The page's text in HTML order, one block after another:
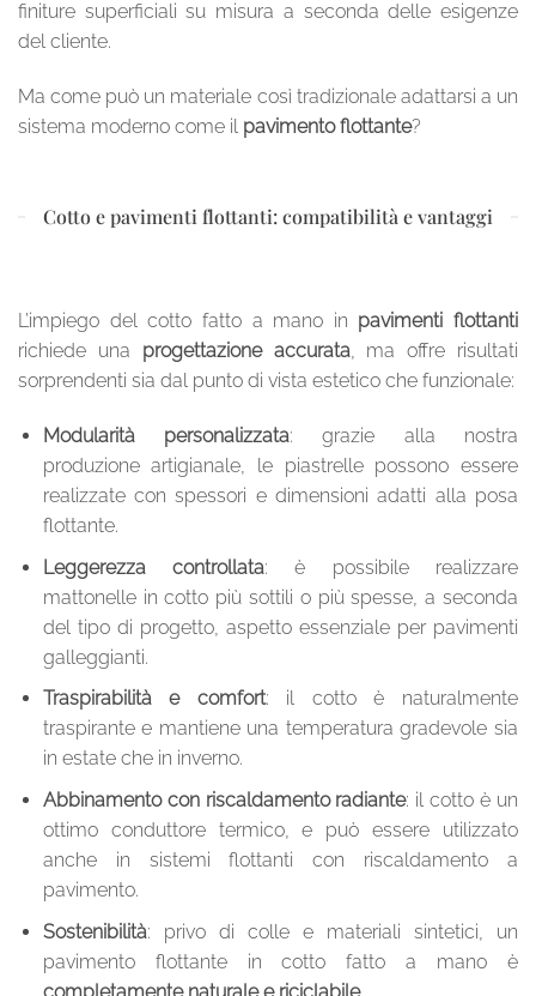
finiture superficiali su misura a seconda delle esigenze
del cliente.
Ma come può un materiale così tradizionale adattarsi a un
sistema moderno come il pavimento flottante?
Cotto e pavimenti flottanti: compatibilità e vantaggi
L’impiego del cotto fatto a mano in pavimenti flottanti
richiede una progettazione accurata, ma offre risultati
sorprendenti sia dal punto di vista estetico che funzionale:
Modularità personalizzata: grazie alla nostra
produzione artigianale, le piastrelle possono essere
realizzate con spessori e dimensioni adatti alla posa
flottante.
Leggerezza controllata: è possibile realizzare
mattonelle in cotto più sottili o più spesse, a seconda
del tipo di progetto, aspetto essenziale per pavimenti
galleggianti.
Traspirabilità e comfort: il cotto è naturalmente
traspirante e mantiene una temperatura gradevole sia
in estate che in inverno.
Abbinamento con riscaldamento radiante: il cotto è un
ottimo conduttore termico, e può essere utilizzato
anche in sistemi flottanti con riscaldamento a
pavimento.
Sostenibilità: privo di colle e materiali sintetici, un
pavimento flottante in cotto fatto a mano è
completamente naturale e riciclabile.